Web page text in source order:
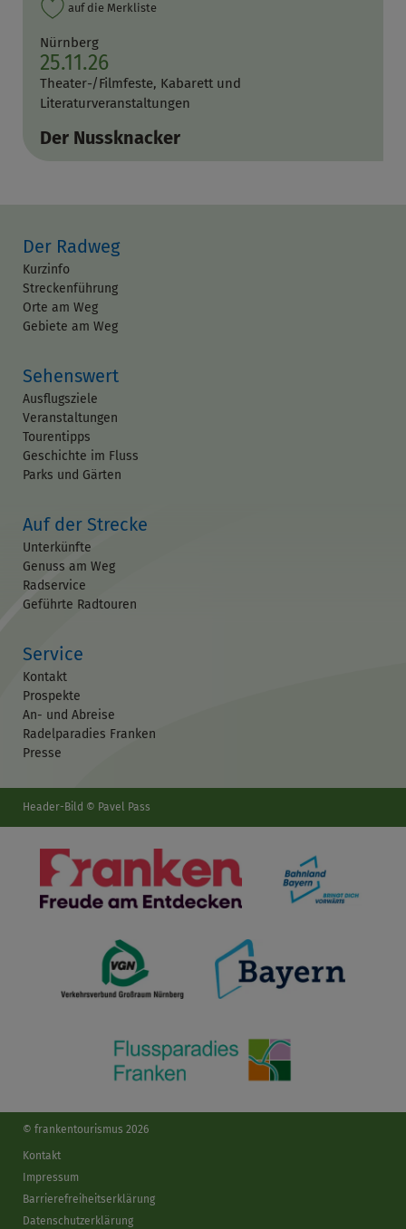
auf die Merkliste
Nürnberg
25.11.26
Theater-/Filmfeste, Kabarett und
Literaturveranstaltungen
Der Nussknacker
Der Radweg
Kurzinfo
Streckenführung
Orte am Weg
Gebiete am Weg
Sehenswert
Ausflugsziele
Veranstaltungen
Tourentipps
Geschichte im Fluss
Parks und Gärten
Auf der Strecke
Unterkünfte
Genuss am Weg
Radservice
Geführte Radtouren
Service
Kontakt
Prospekte
An- und Abreise
Radelparadies Franken
Presse
Header-Bild © Pavel Pass
© frankentourismus 2026
Kontakt
Impressum
Barrierefreiheitserklärung
Datenschutzerklärung